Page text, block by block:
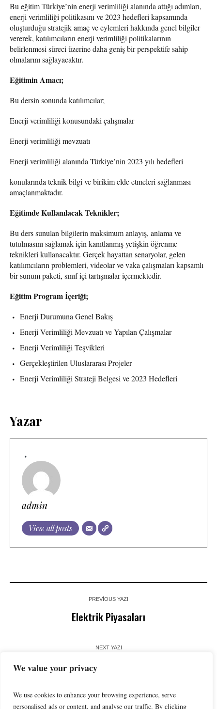
We value your privacy
We use cookies to enhance your browsing experience, serve
personalised ads or content, and analyse our traffic. By clicking
Bu eğitim Türkiye’nin enerji verimliliği alanında attığı adımları,
enerji verimliliği politikasını ve 2023 hedefleri kapsamında
oluşturduğu stratejik amaç ve eylemleri hakkında genel bilgiler
vererek, katılımcıların enerji verimliliği politikalarının
belirlenmesi süreci üzerine daha geniş bir perspektife sahip
olmalarını sağlayacaktır.
Eğitimin Amacı;
Bu dersin sonunda katılımcılar;
Enerji verimliliği konusundaki çalışmalar
Enerji verimliliği mevzuatı
Enerji verimliliği alanında Türkiye’nin 2023 yılı hedefleri
konularında teknik bilgi ve birikim elde etmeleri sağlanması
amaçlanmaktadır.
Eğitimde Kullanılacak Teknikler;
Bu ders sunulan bilgilerin maksimum anlayış, anlama ve
tutulmasını sağlamak için kanıtlanmış yetişkin öğrenme
teknikleri kullanacaktır. Gerçek hayattan senaryolar, gelen
katılımcıların problemleri, videolar ve vaka çalışmaları kapsamlı
bir sunum paketi, sınıf içi tartışmalar içermektedir.
Eğitim Program İçeriği;
Enerji Durumuna Genel Bakış
Enerji Verimliliği Mevzuatı ve Yapılan Çalışmalar
Enerji Verimliliği Teşvikleri
Gerçekleştirilen Uluslararası Projeler
Enerji Verimliliği Strateji Belgesi ve 2023 Hedefleri
Yazar
admin
View all posts
PREVIOUS YAZI
Elektrik Piyasaları
NEXT YAZI
Kuyu Kontrolü Ekipmanlarının Seçimi Eğitimi